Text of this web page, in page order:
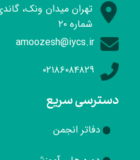
تهران میدان ونک،
شماره ۲۰
amoozesh@iycs.ir
۰۲۱۸۶۰۸۴۸۲۹
دسترسی سریع
دفاتر انجمن